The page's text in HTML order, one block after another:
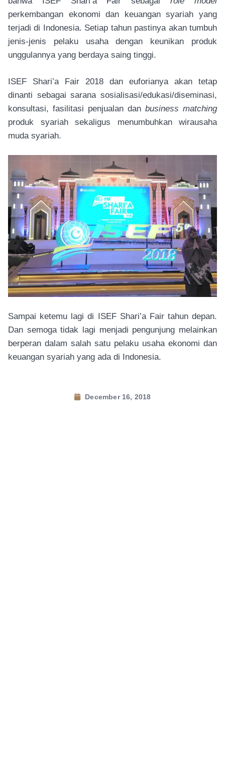
perkembangan ekonomi dan keuangan syariah yang
terjadi di Indonesia. Setiap tahun pastinya akan tumbuh
jenis-jenis pelaku usaha dengan keunikan produk
unggulannya yang berdaya saing tinggi.
ISEF Shari’a Fair 2018 dan euforianya akan tetap
dinanti sebagai sarana sosialisasi/edukasi/diseminasi,
konsultasi, fasilitasi penjualan dan business matching
produk syariah sekaligus menumbuhkan wirausaha
muda syariah.
Sampai ketemu lagi di ISEF Shari’a Fair tahun depan.
Dan semoga tidak lagi menjadi pengunjung melainkan
berperan dalam salah satu pelaku usaha ekonomi dan
keuangan syariah yang ada di Indonesia.
December 16, 2018